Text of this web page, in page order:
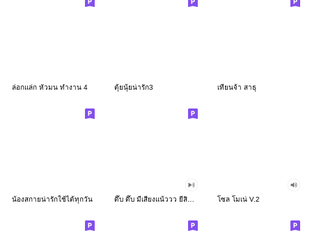
ล่อกแล่ก หัวมน ทำงาน 4 ตุ้ยนุ้ยน่ารัก3 เทียนจ้า สาธุ
น้องสกายน่ารักใช้ได้ทุกวัน ดึ๊บ ดึ๊บ มีเสียงแน้ววว ยี่สิบสอง โซล โมเน่ V.2